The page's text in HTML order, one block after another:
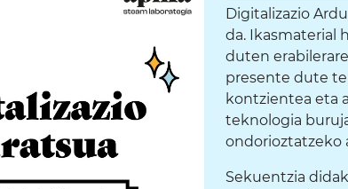
Digitalizazio
da. Ikasmaterial
duten
presente dute
kontzientea eta
teknologia
ondorioztatzeko
Sekuentzia